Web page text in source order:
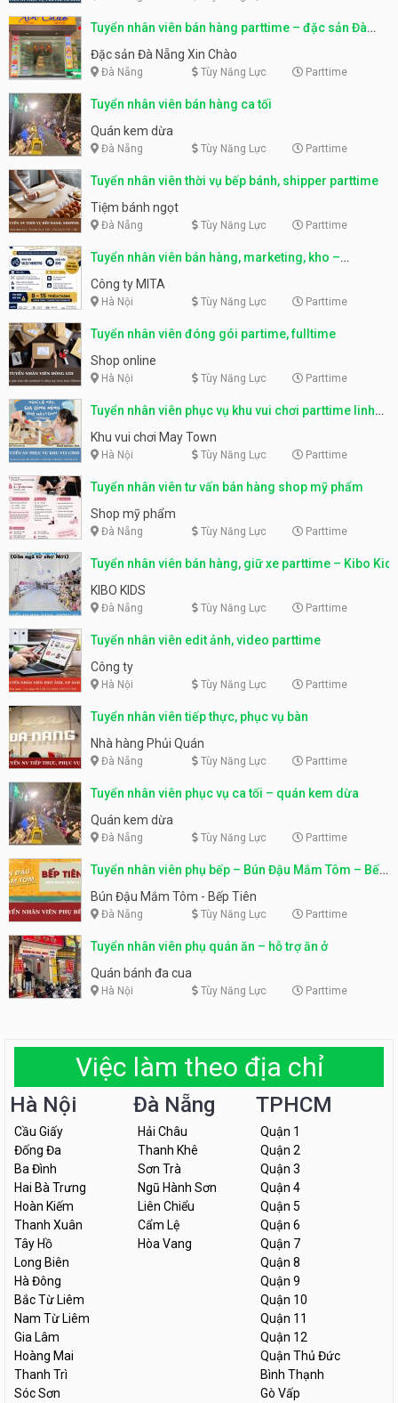
Tuyển nhân viên bán hàng parttime – đặc sản Đà
Nẵng
Đặc sản Đà Nẵng Xin Chào
Đà Nẵng Tùy Năng Lực Parttime
Tuyển nhân viên bán hàng ca tối
Quán kem dừa
Đà Nẵng Tùy Năng Lực Parttime
Tuyển nhân viên thời vụ bếp bánh, shipper parttime
Tiệm bánh ngọt
Đà Nẵng Tùy Năng Lực Parttime
Tuyển nhân viên bán hàng, marketing, kho –
parttime, fulltime
Công ty MITA
Hà Nội Tùy Năng Lực Parttime
Tuyển nhân viên đóng gói partime, fulltime
Shop online
Hà Nội Tùy Năng Lực Parttime
Tuyển nhân viên phục vụ khu vui chơi parttime linh
động
Khu vui chơi May Town
Hà Nội Tùy Năng Lực Parttime
Tuyển nhân viên tư vấn bán hàng shop mỹ phẩm
Shop mỹ phẩm
Đà Nẵng Tùy Năng Lực Parttime
Tuyển nhân viên bán hàng, giữ xe parttime – Kibo Kid
KIBO KIDS
Đà Nẵng Tùy Năng Lực Parttime
Tuyển nhân viên edit ảnh, video parttime
Công ty
Hà Nội Tùy Năng Lực Parttime
Tuyển nhân viên tiếp thực, phục vụ bàn
Nhà hàng Phủi Quán
Đà Nẵng Tùy Năng Lực Parttime
Tuyển nhân viên phục vụ ca tối – quán kem dừa
Quán kem dừa
Đà Nẵng Tùy Năng Lực Parttime
Tuyển nhân viên phụ bếp – Bún Đậu Mắm Tôm – Bếp
Tiên
Bún Đậu Mắm Tôm - Bếp Tiên
Đà Nẵng Tùy Năng Lực Parttime
Tuyển nhân viên phụ quán ăn – hỗ trợ ăn ở
Quán bánh đa cua
Hà Nội Tùy Năng Lực Parttime
Việc làm theo địa chỉ
Hà Nội
Cầu Giấy
Đống Đa
Ba Đình
Hai Bà Trưng
Hoàn Kiếm
Thanh Xuân
Tây Hồ
Long Biên
Hà Đông
Bắc Từ Liêm
Nam Từ Liêm
Gia Lâm
Hoàng Mai
Thanh Trì
Sóc Sơn
Đà Nẵng
Hải Châu
Thanh Khê
Sơn Trà
Ngũ Hành Sơn
Liên Chiểu
Cẩm Lệ
Hòa Vang
TPHCM
Quận 1
Quận 2
Quận 3
Quận 4
Quận 5
Quận 6
Quận 7
Quận 8
Quận 9
Quận 10
Quận 11
Quận 12
Quận Thủ Đức
Bình Thạnh
Gò Vấp